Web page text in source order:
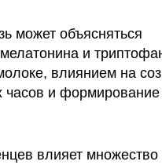
может объясняться
и
влиянием на
часов и формирование
влияет множество